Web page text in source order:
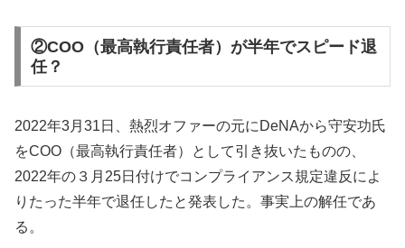
②COO（最高執行責任者）が半年でスピード退
任？
2022年3月31日、熱烈オファーの元にDeNAから守安功氏
をCOO（最高執行責任者）として引き抜いたものの、
2022年の３月25日付けでコンプライアンス規定違反によ
りたった半年で退任したと発表した。事実上の解任であ
る。